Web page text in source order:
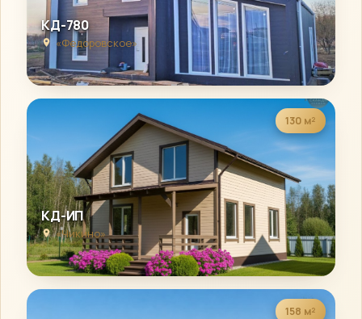
КД-780
«Федоровское»
130 м²
КД-ИП
«Чикино»
158 м²